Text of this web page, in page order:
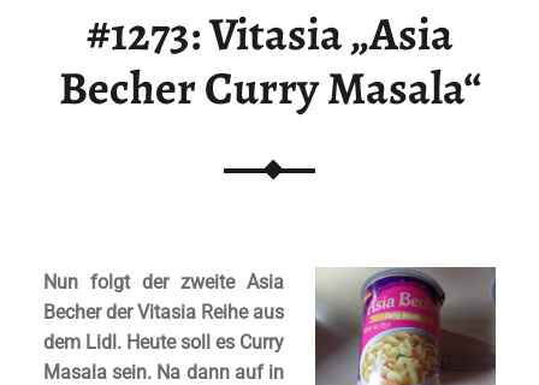
#1273: Vitasia „Asia
Becher Curry Masala“
Nun folgt der zweite Asia
Becher der Vitasia Reihe aus
dem Lidl. Heute soll es Curry
Masala sein. Na dann auf in